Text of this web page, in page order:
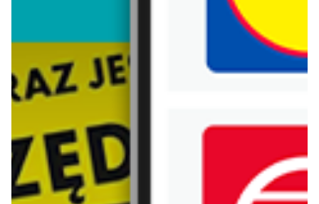
Zobacz aktualne gazetki Blix!
aktualna